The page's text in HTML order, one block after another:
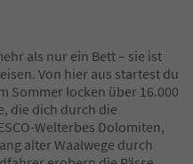
als nur ein Bett – sie ist
Von hier aus startest du
Sommer locken über 16.000
die dich durch die
Welterbes Dolomiten,
alter Waalwege durch